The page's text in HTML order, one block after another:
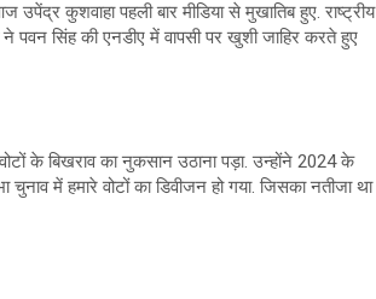
कुशवाहा पहली बार मीडिया से मुखातिब हुए. राष्‍ट्रीय
पवन सिंह की एनडीए में वापसी पर खुशी जाहिर करते हुए
के बिखराव का नुकसान उठाना पड़ा. उन्‍होंने 2024 के
में हमारे वोटों का डिवीजन हो गया. जिसका नतीजा था